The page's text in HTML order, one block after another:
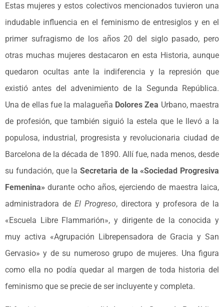
Estas mujeres y estos colectivos mencionados tuvieron una
indudable influencia en el feminismo de entresiglos y en el
primer sufragismo de los años 20 del siglo pasado, pero
otras muchas mujeres destacaron en esta Historia, aunque
quedaron ocultas ante la indiferencia y la represión que
existió antes del advenimiento de la Segunda República.
Una de ellas fue la malagueña Dolores Zea Urbano, maestra
de profesión, que también siguió la estela que le llevó a la
populosa, industrial, progresista y revolucionaria ciudad de
Barcelona de la década de 1890. Allí fue, nada menos, desde
su fundación, que la Secretaria de la «Sociedad Progresiva
Femenina» durante ocho años, ejerciendo de maestra laica,
administradora de El Progreso, directora y profesora de la
«Escuela Libre Flammarión», y dirigente de la conocida y
muy activa «Agrupación Librepensadora de Gracia y San
Gervasio» y de su numeroso grupo de mujeres. Una figura
como ella no podía quedar al margen de toda historia del
feminismo que se precie de ser incluyente y completa.